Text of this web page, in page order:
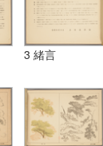
3 緒言